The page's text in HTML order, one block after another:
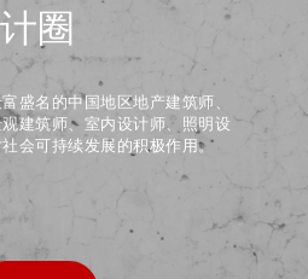
计圈
盛名的中国地区地产建筑师、
建筑师、室内设计师、照明设
会可持续发展的积极作用。